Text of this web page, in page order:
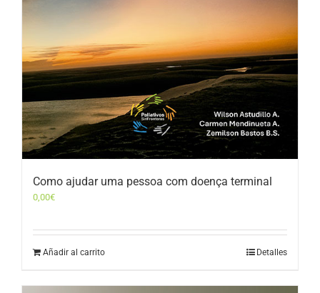
Como ajudar uma pessoa com doença terminal
0,00€
Añadir al carrito Detalles